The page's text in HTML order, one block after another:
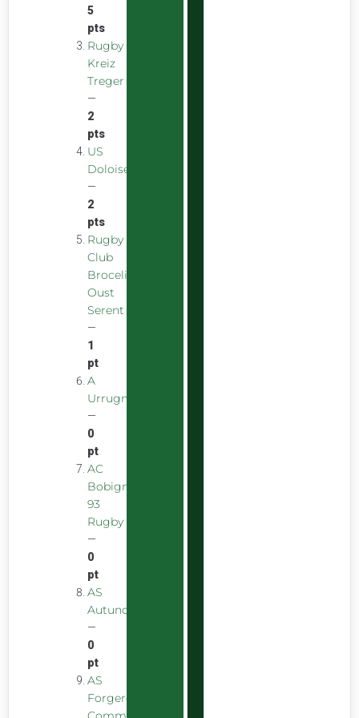
5
pts
Rugby
Kreiz
Treger
—
2
pts
US
Doloise
—
2
pts
Rugby
Club
Broceliande
Oust
Serent
—
1
pt
A
Urrugnarrak
—
0
pt
AC
Bobigny
93
Rugby
—
0
pt
AS
Autunoise
—
0
pt
AS
Forgeron